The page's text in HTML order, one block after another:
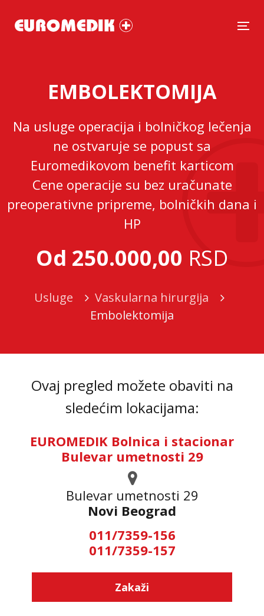
EMBOLEKTOMIJA
Na usluge operacija i bolničkog lečenja
ne ostvaruje se popust sa
Euromedikovom benefit karticom
Cene operacije su bez uračunate
preoperativne pripreme, bolničkih dana i
HP
Od 250.000,00 RSD
Usluge
Vaskularna hirurgija
Embolektomija
Ovaj pregled možete obaviti na
sledećim lokacijama:
EUROMEDIK Bolnica i stacionar
Bulevar umetnosti 29
Bulevar umetnosti 29
Novi Beograd
011/7359-156
011/7359-157
Zakaži